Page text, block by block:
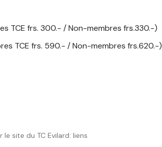
TCE frs. 300.- / Non-membres frs.330.-)
TCE frs. 590.- / Non-membres frs.620.-)
site du TC Evilard: liens